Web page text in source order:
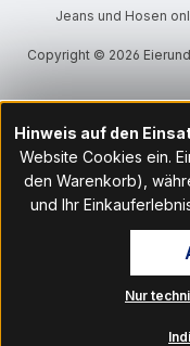
Jeans und Hosen
Copyright © 2026
Hinweis auf den
Website Cookies ein.
den Warenkorb),
und Ihr
notwendigen Cookies
Klick auf "Nur
Zugang zu den
unserer Website im
Nur